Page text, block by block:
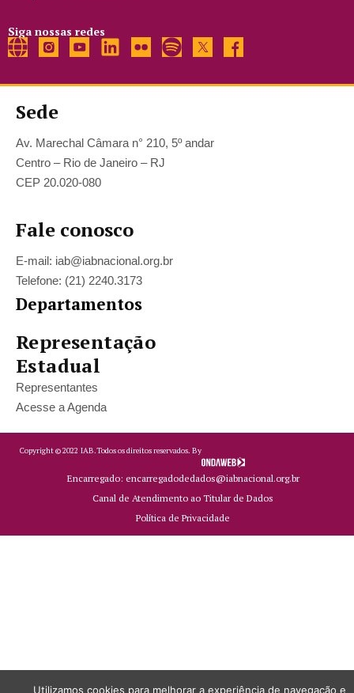
Siga nossas redes
Sede
Av. Marechal Câmara n° 210, 5º andar
Centro – Rio de Janeiro – RJ
CEP 20.020-080
Fale conosco
E-mail: iab@iabnacional.org.br
Telefone: (21) 2240.3173
Departamentos
Representação
Estadual
Representantes
Acesse a Agenda
Copyright ©2022 IAB.Todos os direitos reservados. By
Encarregado: encarregadodedados@iabnacional.org.br
Canal de Atendimento ao Titular de Dados
Política de Privacidade
Utilizamos cookies para melhorar a experiência de navegação e